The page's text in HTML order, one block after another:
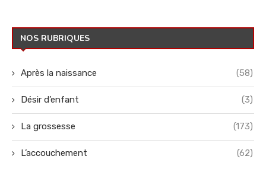
NOS RUBRIQUES
Après la naissance (58)
Désir d’enfant (3)
La grossesse (173)
L’accouchement (62)